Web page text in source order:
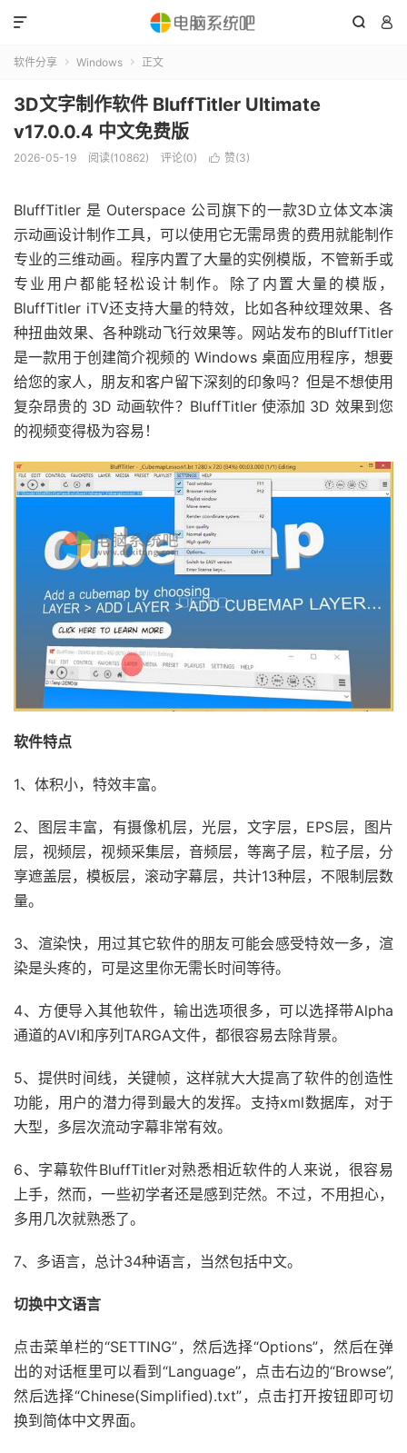
 

软件分享  Windows  正文
3D文字制作软件 BluffTitler Ultimate
v17.0.0.4 中文免费版
2026-05-19 阅读(10862) 评论(0)  赞(3)
BluffTitler 是 Outerspace 公司旗下的一款3D立体文本演
示动画设计制作工具，可以使用它无需昂贵的费用就能制作
专业的三维动画。程序内置了大量的实例模版，不管新手或
专业用户都能轻松设计制作。除了内置大量的模版，
BluffTitler iTV还支持大量的特效，比如各种纹理效果、各
种扭曲效果、各种跳动飞行效果等。网站发布的BluffTitler
是一款用于创建简介视频的 Windows 桌面应用程序，想要
给您的家人，朋友和客户留下深刻的印象吗？但是不想使用
复杂昂贵的 3D 动画软件？BluffTitler 使添加 3D 效果到您
的视频变得极为容易！
软件特点
1、体积小，特效丰富。
2、图层丰富，有摄像机层，光层，文字层，EPS层，图片
层，视频层，视频采集层，音频层，等离子层，粒子层，分
享遮盖层，模板层，滚动字幕层，共计13种层，不限制层数
量。
3、渲染快，用过其它软件的朋友可能会感受特效一多，渲
染是头疼的，可是这里你无需长时间等待。
4、方便导入其他软件，输出选项很多，可以选择带Alpha
通道的AVI和序列TARGA文件，都很容易去除背景。
5、提供时间线，关键帧，这样就大大提高了软件的创造性
功能，用户的潜力得到最大的发挥。支持xml数据库，对于
大型，多层次流动字幕非常有效。
6、字幕软件BluffTitler对熟悉相近软件的人来说，很容易
上手，然而，一些初学者还是感到茫然。不过，不用担心，
多用几次就熟悉了。
7、多语言，总计34种语言，当然包括中文。
切换中文语言
点击菜单栏的“SETTING”，然后选择“Options”，然后在弹
出的对话框里可以看到“Language”，点击右边的“Browse”,
然后选择“Chinese(Simplified).txt”，点击打开按钮即可切
换到简体中文界面。